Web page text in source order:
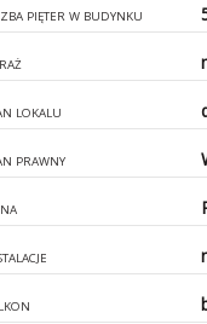
PIĘTER W BUDYNKU
LOKALU
PRAWNY